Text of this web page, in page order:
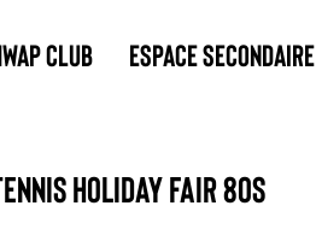
CLUB Espace Secondaire
Holiday Fair 80s